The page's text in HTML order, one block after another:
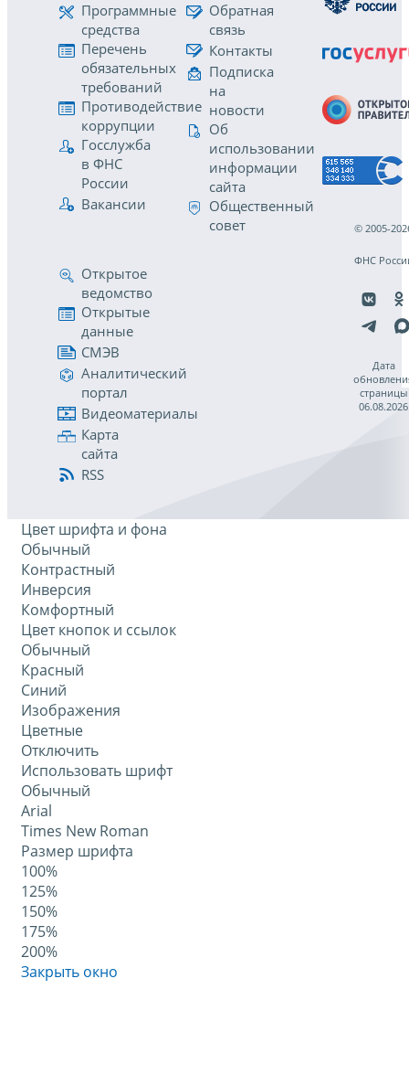
Программные
средства
Перечень
обязательных
требований
Противодействие
коррупции
Госслужба
в ФНС
России
Вакансии
Обратная
связь
Контакты
Подписка
на
новости
Об
использовании
информации
сайта
Общественный
совет
Открытое
ведомство
Открытые
данные
СМЭВ
Аналитический
портал
Видеоматериалы
Карта
сайта
RSS
© 2005-
ФНС
Дата
страницы
06.08.2026
Цвет шрифта и фона
Обычный
Контрастный
Инверсия
Комфортный
Цвет кнопок и ссылок
Обычный
Красный
Синий
Изображения
Цветные
Отключить
Использовать шрифт
Обычный
Arial
Times New Roman
Размер шрифта
100%
125%
150%
175%
200%
Закрыть окно